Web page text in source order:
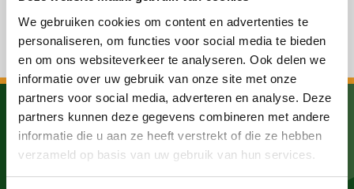
We gebruiken cookies om content en advertenties te
personaliseren, om functies voor social media te bieden
en om ons websiteverkeer te analyseren. Ook delen we
informatie over uw gebruik van onze site met onze
partners voor social media, adverteren en analyse. Deze
partners kunnen deze gegevens combineren met andere
informatie die u aan ze heeft verstrekt of die ze hebben
verzameld op basis van uw gebruik van hun services.
Alle berichten bekijken
Drukkerij De Bij B.V.